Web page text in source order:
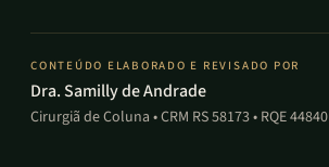
CONTEÚDO ELABORADO E REVISADO POR
Dra. Samilly de Andrade
Cirurgiã de Coluna • CRM RS 58173 • RQE 44840